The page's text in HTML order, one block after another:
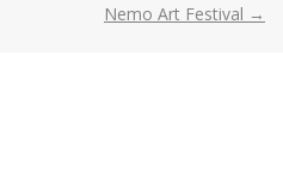
Nemo Art Festival →